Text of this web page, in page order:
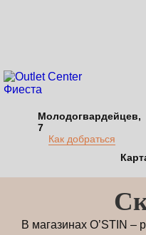
Молодогвардейцев,
7
Как добраться
В магазинах O’STIN –